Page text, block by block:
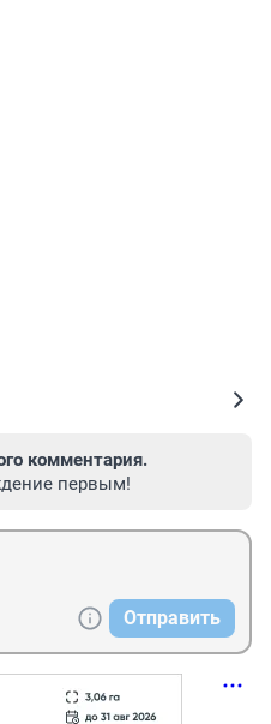
комментария.
первым!
Отправить